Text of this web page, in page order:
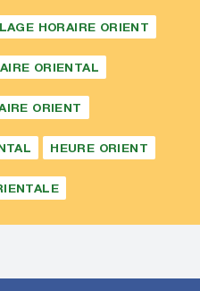
HORAIRE ORIENT
ORIENTAL
ORIENT
HEURE ORIENT